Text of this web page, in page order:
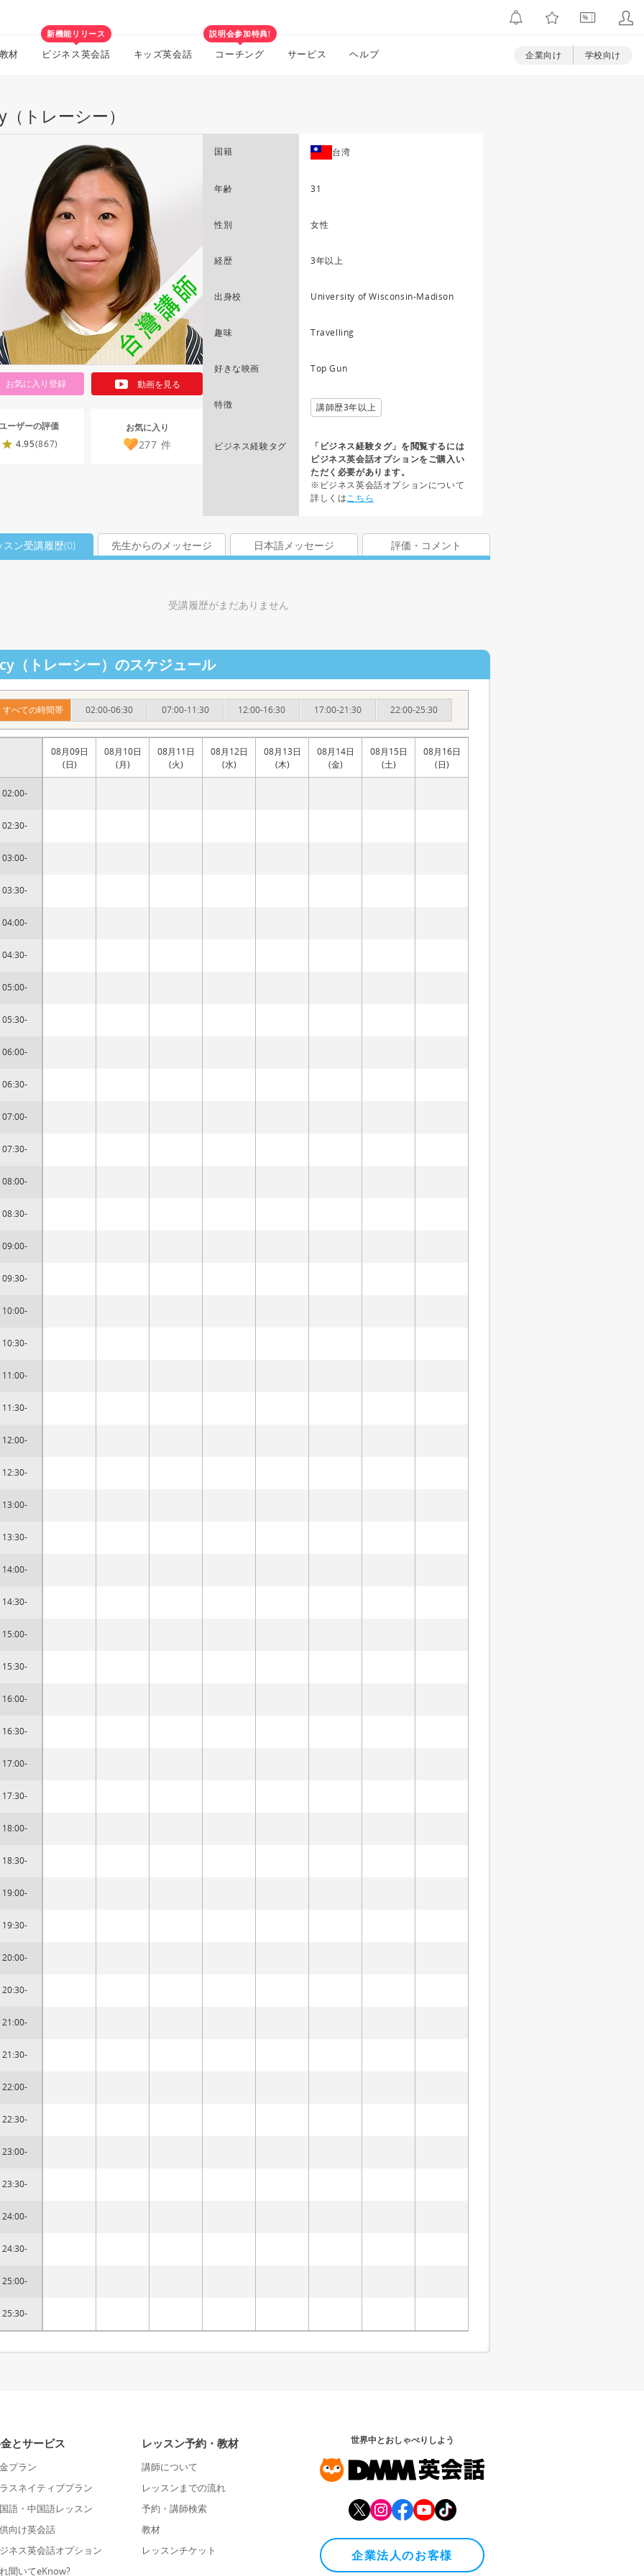
材
新機能リリース
ビジネス英会話 キッズ英会話
説明会参加特典!
コーチング サービス ヘルプ 企業向け 学校向け
トレーシー）
お気に入り登録 動画を見る
ーザーの評価
4.95(867)
お気に入り
277 件
国籍 台湾
年齢 31
性別 女性
経歴 3年以上
出身校 University of Wisconsin-Madison
趣味 Travelling
好きな映画 Top Gun
特徴 講師歴3年以上
ビジネス経験タグ
「ビジネス経験タグ」を閲覧するには
ビジネス英会話オプションをご購入い
ただく必要があります。
※ビジネス英会話オプションについて
詳しくはこちら
スン受講履歴(0) 先生からのメッセージ 日本語メッセージ 評価・コメント
受講履歴がまだありません
（トレーシー）のスケジュール
すべての時間帯 02:00-06:30 07:00-11:30 12:00-16:30 17:00-21:30 22:00-25:30
02:00-
02:30-
03:00-
03:30-
04:00-
04:30-
05:00-
05:30-
06:00-
06:30-
07:00-
07:30-
08:00-
08:30-
09:00-
09:30-
10:00-
10:30-
11:00-
11:30-
12:00-
12:30-
13:00-
13:30-
14:00-
14:30-
15:00-
15:30-
16:00-
16:30-
17:00-
17:30-
18:00-
18:30-
19:00-
19:30-
20:00-
20:30-
21:00-
21:30-
22:00-
22:30-
23:00-
23:30-
24:00-
24:30-
25:00-
25:30-
08月09日
(日)
08月10日
(月)
08月11日
(火)
08月12日
(水)
08月13日
(木)
08月14日
(金)
08月15日
(土)
08月16日
(日)
とサービス
プラン
スネイティブプラン
語・中国語レッスン
向け英会話
ネス英会話オプション
聞いてeKnow?
レッスン予約・教材
講師について
レッスンまでの流れ
予約・講師検索
教材
レッスンチケット
世界中とおしゃべりしよう
企業法人のお客様